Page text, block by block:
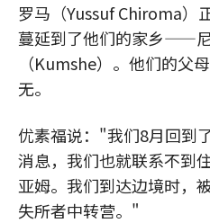
罗马（Yussuf Chiroma）
蔓延到了他们的家乡——
（Kumshe）。他们的父
无。
优素福说："我们8月回到
消息，我们也就联系不到
亚姆。我们到达边境时，
失所者中转营。"